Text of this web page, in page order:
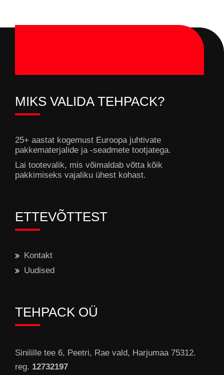
MIKS VALIDA TEHPACK?
25+ aastat kogemust Euroopa juhtivate
pakkematerjalide ja -seadmete tootjatega.
Lai tootevalik, mis võimaldab võtta kõik
pakkimiseks vajaliku ühest kohast.
ETTEVÕTTEST
Kontakt
Uudised
TEHPACK OÜ
Sinilille tee 6, Peetri, Rae vald, Harjumaa 75312.
reg. 12732197